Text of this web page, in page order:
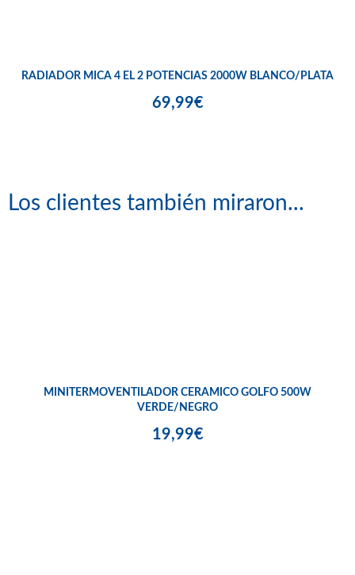
RADIADOR MICA 4 EL 2 POTENCIAS 2000W BLANCO/PLATA
69,99€
Los clientes también miraron...
MINITERMOVENTILADOR CERAMICO GOLFO 500W
VERDE/NEGRO
19,99€